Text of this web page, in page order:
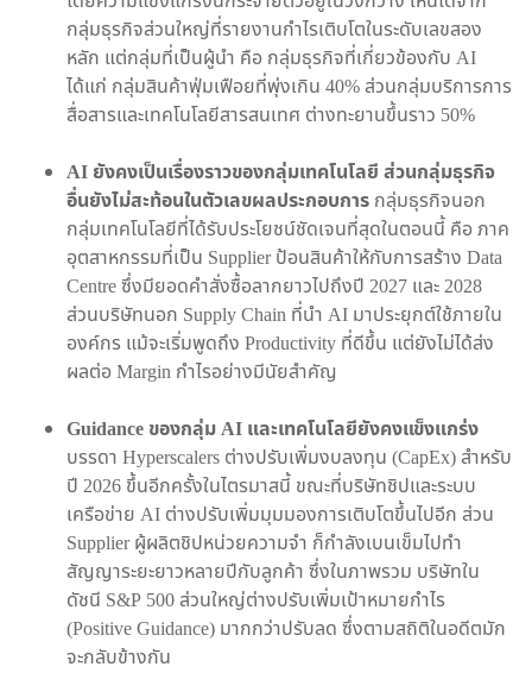
กลุ่มธุรกิจส่วนใหญ่ที่รายงานกำไรเติบโตในระดับเลขสอง
หลัก แต่กลุ่มที่เป็นผู้นำ คือ กลุ่มธุรกิจที่เกี่ยวข้องกับ AI
ได้แก่ กลุ่มสินค้าฟุ่มเฟือยที่พุ่งเกิน 40% ส่วนกลุ่มบริการการ
สื่อสารและเทคโนโลยีสารสนเทศ ต่างทะยานขึ้นราว 50%
AI ยังคงเป็นเรื่องราวของกลุ่มเทคโนโลยี ส่วนกลุ่มธุรกิจ
อื่นยังไม่สะท้อนในตัวเลขผลประกอบการ กลุ่มธุรกิจนอก
กลุ่มเทคโนโลยีที่ได้รับประโยชน์ชัดเจนที่สุดในตอนนี้ คือ ภาค
อุตสาหกรรมที่เป็น Supplier ป้อนสินค้าให้กับการสร้าง Data
Centre ซึ่งมียอดคำสั่งซื้อลากยาวไปถึงปี 2027 และ 2028
ส่วนบริษัทนอก Supply Chain ที่นำ AI มาประยุกต์ใช้ภายใน
องค์กร แม้จะเริ่มพูดถึง Productivity ที่ดีขึ้น แต่ยังไม่ได้ส่ง
ผลต่อ Margin กำไรอย่างมีนัยสำคัญ
Guidance ของกลุ่ม AI และเทคโนโลยียังคงแข็งแกร่ง
บรรดา Hyperscalers ต่างปรับเพิ่มงบลงทุน (CapEx) สำหรับ
ปี 2026 ขึ้นอีกครั้งในไตรมาสนี้ ขณะที่บริษัทชิปและระบบ
เครือข่าย AI ต่างปรับเพิ่มมุมมองการเติบโตขึ้นไปอีก ส่วน
Supplier ผู้ผลิตชิปหน่วยความจำ ก็กำลังเบนเข็มไปทำ
สัญญาระยะยาวหลายปีกับลูกค้า ซึ่งในภาพรวม บริษัทใน
ดัชนี S&P 500 ส่วนใหญ่ต่างปรับเพิ่มเป้าหมายกำไร
(Positive Guidance) มากกว่าปรับลด ซึ่งตามสถิติในอดีตมัก
จะกลับข้างกัน